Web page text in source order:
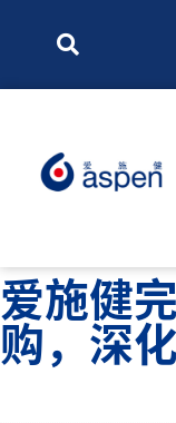
爱施健
购，深